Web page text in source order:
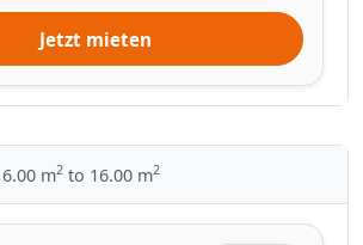
Jetzt mieten
m2 to 16.00 m2